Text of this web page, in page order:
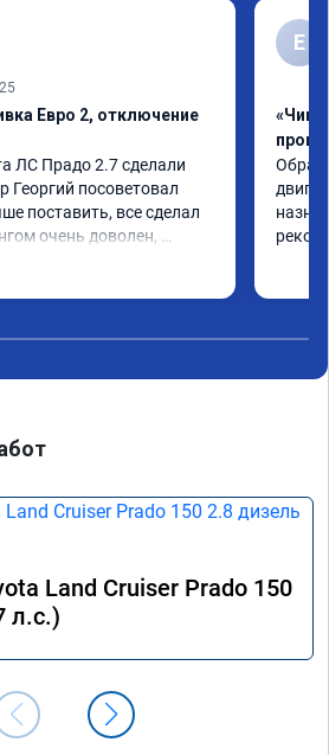
Евро 2, отключение
ЛС Прадо 2.7 сделали
Георгий посоветовал
поставить, все сделал
очень доволен,
отзыв на педаль газа
остался таким же, но
Советую этот сервис
Е
«Чип
Land Cruiser Prado 150
л.с.)